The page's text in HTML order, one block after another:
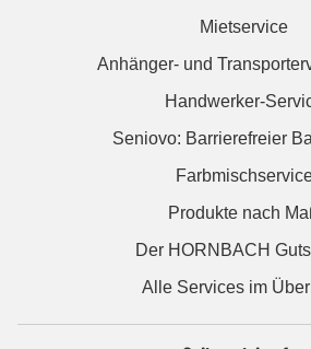
Mietservice
Anhänger- und
Handwerker-
Seniovo: Barrierefreier
Produkte nach
Der HORNBACH
Alle Services im